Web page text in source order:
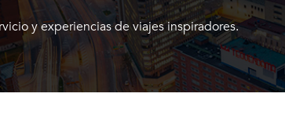
y experiencias de viajes inspiradores.